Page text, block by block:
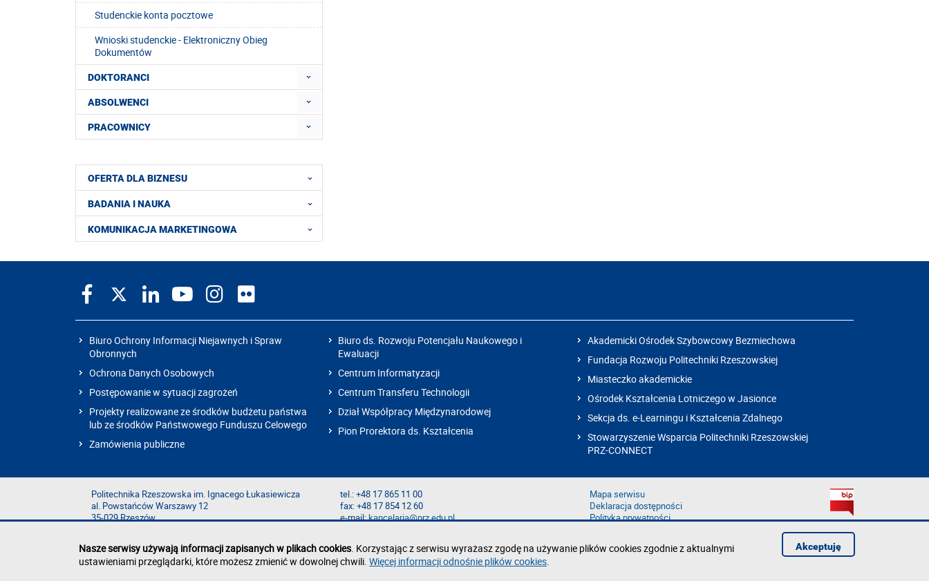
Studenckie konta pocztowe
Wnioski studenckie - Elektroniczny Obieg
Dokumentów
DOKTORANCI
ABSOLWENCI
PRACOWNICY
OFERTA DLA BIZNESU
BADANIA I NAUKA
KOMUNIKACJA MARKETINGOWA
Biuro Ochrony Informacji Niejawnych i Spraw
Obronnych
Ochrona Danych Osobowych
Postępowanie w sytuacji zagrożeń
Projekty realizowane ze środków budżetu państwa
lub ze środków Państwowego Funduszu Celowego
Zamówienia publiczne
Biuro ds. Rozwoju Potencjału Naukowego i
Ewaluacji
Centrum Informatyzacji
Centrum Transferu Technologii
Dział Współpracy Międzynarodowej
Pion Prorektora ds. Kształcenia
Akademicki Ośrodek Szybowcowy Bezmiechowa
Fundacja Rozwoju Politechniki Rzeszowskiej
Miasteczko akademickie
Ośrodek Kształcenia Lotniczego w Jasionce
Sekcja ds. e-Learningu i Kształcenia Zdalnego
Stowarzyszenie Wsparcia Politechniki Rzeszowskiej
PRZ-CONNECT
Politechnika Rzeszowska im. Ignacego Łukasiewicza
al. Powstańców Warszawy 12
35-029 Rzeszów
tel.: +48 17 865 11 00
fax: +48 17 854 12 60
e-mail:kancelaria@prz.edu.pl
Mapa serwisu
Deklaracja dostępności
Polityka prywatności
Nasze serwisy używają informacji zapisanych w plikach cookies. Korzystając z serwisu wyrażasz zgodę na używanie plików cookies zgodnie z aktualnymi
ustawieniami przeglądarki, które możesz zmienić w dowolnej chwili. Więcej informacji odnośnie plików cookies.
Akceptuję